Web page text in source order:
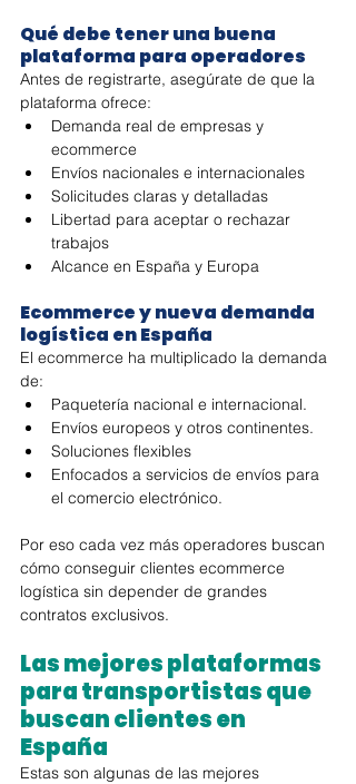
Qué debe tener una buena
plataforma para operadores
Antes de registrarte, asegúrate de que la
plataforma ofrece:
Demanda real de empresas y
ecommerce
Envíos nacionales e internacionales
Solicitudes claras y detalladas
Libertad para aceptar o rechazar
trabajos
Alcance en España y Europa
Ecommerce y nueva demanda
logística en España
El ecommerce ha multiplicado la demanda
de:
Paquetería nacional e internacional.
Envíos europeos y otros continentes.
Soluciones flexibles
Enfocados a servicios de envíos para
el comercio electrónico.
Por eso cada vez más operadores buscan
cómo conseguir clientes ecommerce
logística sin depender de grandes
contratos exclusivos.
Las mejores plataformas
para transportistas que
buscan clientes en
España
Estas son algunas de las mejores